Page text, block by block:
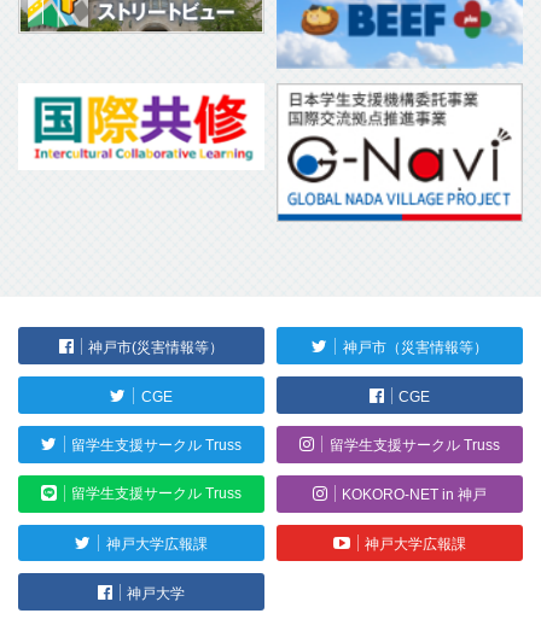
神戸市(災害情報等） 神戸市（災害情報等）
CGE CGE
留学生支援サークル Truss 留学生支援サークル Truss
留学生支援サークル Truss KOKORO-NET in 神戸
神戸大学広報課 神戸大学広報課
神戸大学